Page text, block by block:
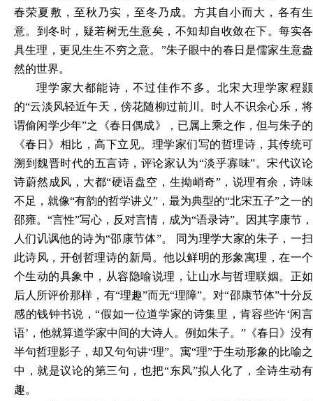
春荣夏敷，至秋乃实，至冬乃成。方其自小而大， 各有生
意。到冬时， 疑若树无生意矣，不知却自收敛在下。每实各
具生理，更见生生不穷之意。 ”朱子眼中的春日是儒家生意盎
然的世界。
理学家大都能诗，不过佳作不多。北宋大理学家程颢
的“云淡风轻近午天，傍花随柳过前川。 时人不识余心乐，将
谓偷闲学少年”之 《春日偶成》 ，已属上乘之作 ，但与朱子的
《春日》相比，高下立见。理学家们写的哲理诗，其传统可
溯到魏晋时代的五言诗，评论家认为“淡乎寡味”。宋代议论
诗蔚然成风，大都“硬语盘空，生拗峭奇”，说理有余，诗味
不足，就像“有韵的哲学讲义”，最为典型的“北宋五子”之一的
邵雍。“言性”写心，反对言情，成为“语录诗”。因其字康节，
人们讥讽他的诗为“邵康节体”。 同为理学大家的朱子，一扫
此诗风，开创哲理诗的新局。他以鲜明的形象寓理，在一个
个生动的具象中，从容隐喻说理，让山水与哲理联姻。正如
后人所评价那样，有“理趣”而无“理障”。对“邵康节体”十分反
感的钱钟书说，“假如一位道学家的诗集里，肯容些许‘闲言
语’，他就算道学家中间的大诗人。例如朱子。 ” 《春日》没有
半句哲理影子，却又句句讲“理”。寓“理”于生动形象的比喻之
中，就是议论的第三句，也把“东风”拟人化了，全诗生动有
趣。